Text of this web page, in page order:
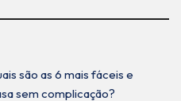
são as 6 mais fáceis e
sem complicação?